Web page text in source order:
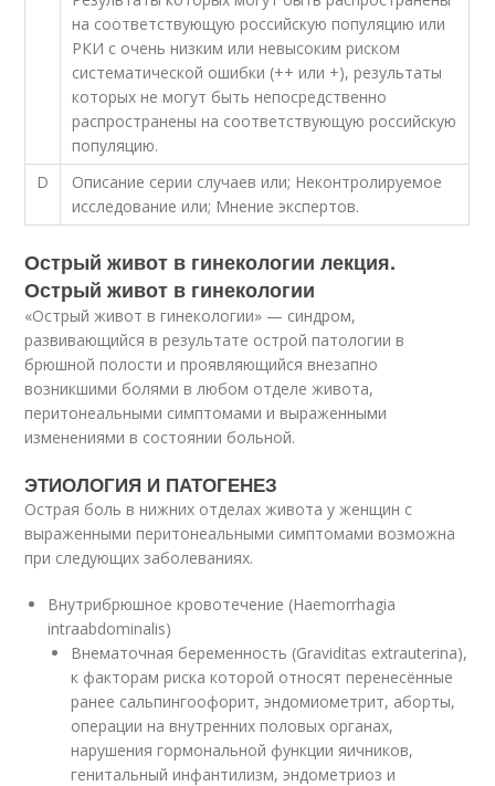
на соответствующую российскую популяцию или
РКИ с очень низким или невысоким риском
систематической ошибки (++ или +), результаты
которых не могут быть непосредственно
распространены на соответствующую российскую
популяцию.
D
Описание серии случаев или; Неконтролируемое
исследование или; Мнение экспертов.
Острый живот в гинекологии лекция.
Острый живот в гинекологии
«Острый живот в гинекологии» — синдром,
развивающийся в результате острой патологии в
брюшной полости и проявляющийся внезапно
возникшими болями в любом отделе живота,
перитонеальными симптомами и выраженными
изменениями в состоянии больной.
ЭТИОЛОГИЯ И ПАТОГЕНЕЗ
Острая боль в нижних отделах живота у женщин с
выраженными перитонеальными симптомами возможна
при следующих заболеваниях.
Внутрибрюшное кровотечение (Haemorrhagia
intraabdominalis)
Внематочная беременность (Graviditas extrauterina),
к факторам риска которой относят перенесённые
ранее сальпингоофорит, эндомиометрит, аборты,
операции на внутренних половых органах,
нарушения гормональной функции яичников,
генитальный инфантилизм, эндометриоз и